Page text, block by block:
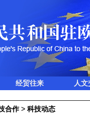
经贸往来 人
合作> 科技动态